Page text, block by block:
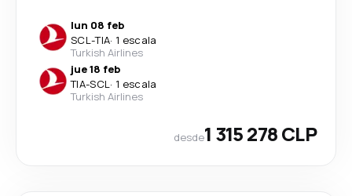
lun 08 feb
SCL-TIA· 1 escala
Turkish Airlines
jue 18 feb
TIA-SCL· 1 escala
Turkish Airlines
desde1 315 278 CLP